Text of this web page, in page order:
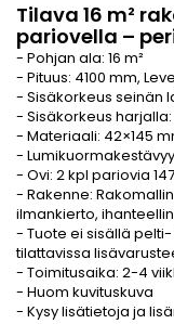
Tilava 16 m²
pariovella –
- Pohjan ala: 16 m²
- Pituus: 4100 mm,
- Sisäkorkeus seinän
- Sisäkorkeus harjalla:
- Materiaali: 42×145
-
- Ovi: 2 kpl pariovia
- Rakenne:
ilmankierto,
- Tuote ei sisällä
tilattavissa
- Toimitusaika: 2-4
- Huom kuvituskuva
- Kysy lisätietoja ja